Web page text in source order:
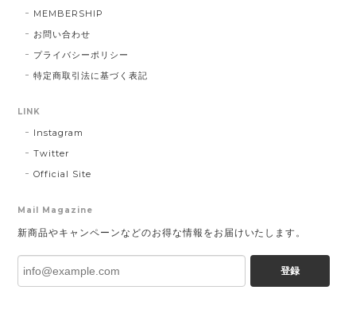
MEMBERSHIP
お問い合わせ
プライバシーポリシー
特定商取引法に基づく表記
LINK
Instagram
Twitter
Official Site
Mail Magazine
新商品やキャンペーンなどのお得な情報をお届けいたします。
登録